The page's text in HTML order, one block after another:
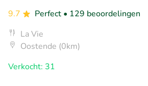
9.7
Perfect • 129 beoordelingen
La Vie
Oostende (0km)
Verkocht: 31